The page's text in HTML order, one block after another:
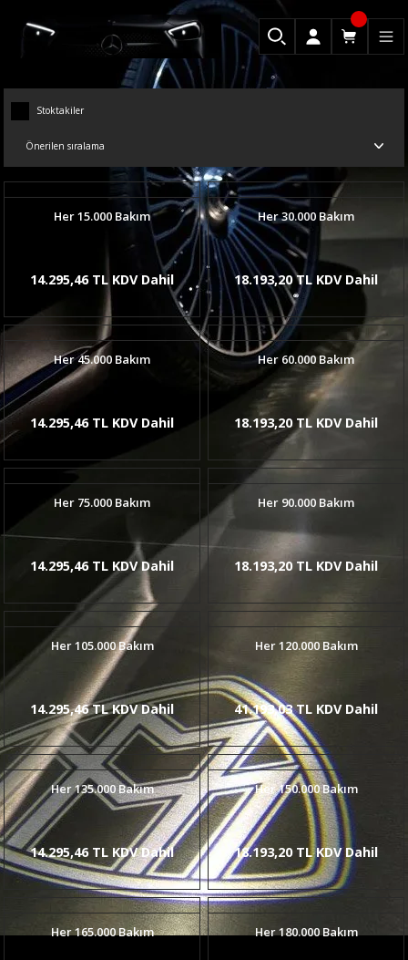
Stoktakiler
Her 15.000 Bakım
14.295,46 TL KDV Dahil
Her 30.000 Bakım
18.193,20 TL KDV Dahil
Her 45.000 Bakım
14.295,46 TL KDV Dahil
Her 60.000 Bakım
18.193,20 TL KDV Dahil
Her 75.000 Bakım
14.295,46 TL KDV Dahil
Her 90.000 Bakım
18.193,20 TL KDV Dahil
Her 105.000 Bakım
14.295,46 TL KDV Dahil
Her 120.000 Bakım
41.193,03 TL KDV Dahil
Her 135.000 Bakım
14.295,46 TL KDV Dahil
Her 150.000 Bakım
18.193,20 TL KDV Dahil
Her 165.000 Bakım Her 180.000 Bakım